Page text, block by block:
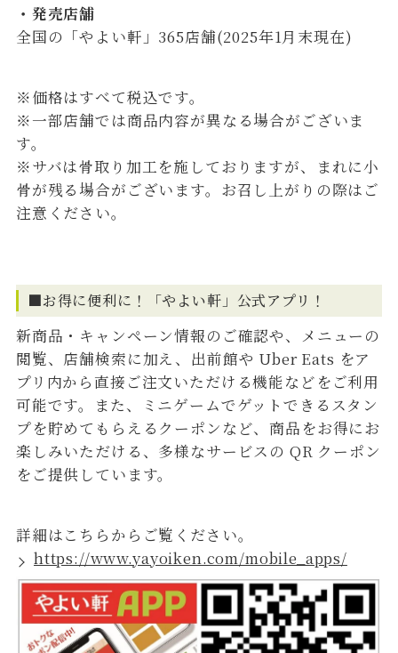
・発売店舗
全国の「やよい軒」365店舗(2025年1月末現在)
※価格はすべて税込です。
※一部店舗では商品内容が異なる場合がございま
す。
※サバは骨取り加工を施しておりますが、まれに小
骨が残る場合がございます。お召し上がりの際はご
注意ください。
■お得に便利に！「やよい軒」公式アプリ！
新商品・キャンペーン情報のご確認や、メニューの
閲覧、店舗検索に加え、出前館や Uber Eats をア
プリ内から直接ご注文いただける機能などをご利用
可能です。また、ミニゲームでゲットできるスタン
プを貯めてもらえるクーポンなど、商品をお得にお
楽しみいただける、多様なサービスの QR クーポン
をご提供しています。
詳細はこちらからご覧ください。
https://www.yayoiken.com/mobile_apps/